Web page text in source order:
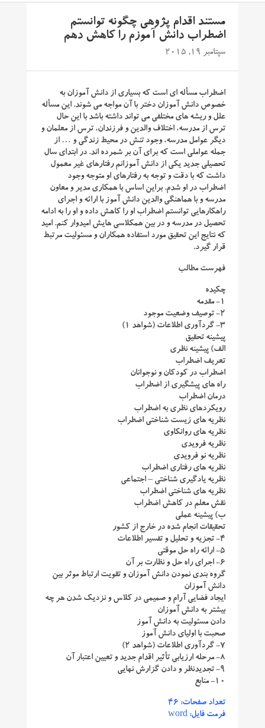
مستند اقدام پژوهی چگونه توانستم
اضطراب دانش آموزم را کاهش دهم
سپتامبر 19, 2015
اضطراب مسأله ای است که بسیاری از دانش آموزان به
خصوص دانش آموزان دختر با آن مواجه می شوند. این مسأله
علل و ریشه های مختلفی می تواند داشته باشد با این حال
ترس از مدرسه، اختلاف والدین و فرزندان، ترس از معلمان و
دیگر عوامل مدرسه، وجود تنش در محیط زندگی و … از
جمله عواملی است که برای آن بر شمرده اند. در ابتدای سال
تحصیلی جدید یکی از دانش آموزانم رفتارهای غیر معمول
داشت که با دقت و توجه به رفتارهای او متوجه وجود
اضطراب در او شدم. براین اساس با همکاری مدیر و معاون
مدرسه و با هماهنگی والدین دانش آموز با ارائه و اجرای
راهکارهایی توانستم اضطراب او را کاهش داده و او را به ادامه
تحصیل در مدرسه و در بین همکلاسی هایش امیدوار کنم. امید
که نتایج این تحقیق مورد استفاده همکاران و مسئولیت مرتبط
قرار گیرد.
فهرست مطالب
چکیده
۱- مقدمه
۲- توصیف وضعیت موجود
۳- گردآوری اطلاعات (شواهد ۱)
پیشینه تحقیق
الف) پیشینه نظری
تعریف اضطراب
اضطراب در کودکان و نوجوانان
راه های پیشگیری از اضطراب
درمان اضطراب
رویکردهای نظری به اضطراب
نظریه های زیست شناختی اضطراب
نظریه های روانکاوی
نظریه فرویدی
نظریه نو فرویدی
نظریه های رفتاری اضطراب
نظریه یادگیری شناختی – اجتماعی
نظریه های شناختی اضطراب
نقش معلم در کاهش اضطراب
ب) پیشینه عملی
تحقیقات انجام شده در خارج از کشور
۴- تجزیه و تحلیل و تفسیر اطلاعات
۵- ارائه راه حل موقتی
۶- اجرای راه حل و نظارت بر آن
گروه بندی نمودن دانش آموزان و تقویت ارتباط موثر بین
دانش آموزان
ایجاد فضایی آرام و صمیمی در کلاس و نزدیک شدن هر چه
بیشتر به دانش آموزان
دادن مسئولیت به دانش آموز
صحبت با اولیای دانش آموز
۷- گردآوری اطلاعات (شواهد ۲)
۸- مرحله ارزیابی تأثیر اقدام جدید و تعیین اعتبار آن
۹- تجدیدنظر و دادن گزارش نهایی
۱۰- منابع
تعداد صفحات: ۴۶
فرمت فایل: word